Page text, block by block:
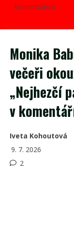
komentářích
Monika
večeři
„Nejhezčí
v
Iveta Kohoutová
9. 7. 2026
2